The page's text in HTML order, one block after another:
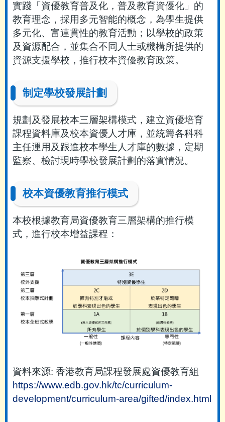
實踐「資優教育普及化，普及教育資優化」的
教育理念，採用多元智能的概念，為學生提供
多元化、富連貫性的教育活動；以學校的政策
及資源配合，並集合不同人士或機構所提供的
資源支援學校，推行校本資優教育政策。
制定學校發展計劃
規劃及發展校本三層架構模式，建立資優培育
課程資料庫及校本資優人才庫，並統籌各科科
主任運用及跟進校本學生人才庫的數據，定期
監察、檢討現時學校發展計劃的落實情況。
校本資優教育推行模式
本校根據教育局資優教育三層架構的推行模
式，進行校本增益課程：
資料來源: 香港教育局課程發展處資優教育組
https://www.edb.gov.hk/tc/curriculum-
development/curriculum-area/gifted/index.html